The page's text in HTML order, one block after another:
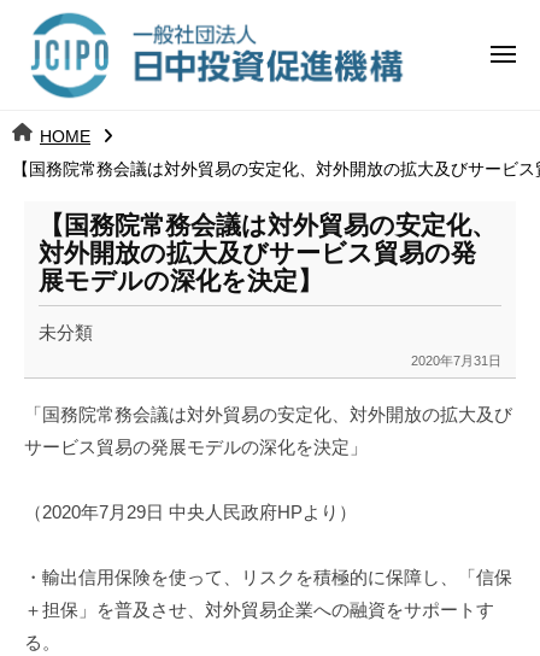
ツ 日
中
投
資
促
進
機
j
c
メ
HOME
【国務院常務会議は対外貿易の安定化、対外開放の拡大及びサービ
【国務院常務会議は対外貿易の安定化、
対外開放の拡大及びサービス貿易の発
展モデルの深化を決定】
未分類
2020年7月31日
k
a
a
m
「国務院常務会議は対外貿易の安定化、 対外開放の拡大及び
サービス貿易の発展モデルの深化を決定」
（2020年7月29日 中央人民政府HPより）
・輸出信用保険を使って、リスクを積極的に保障し、「信保
＋担保」を普及させ、対外貿易企業への融資をサポートす
る。
日
中
資
進
機
構